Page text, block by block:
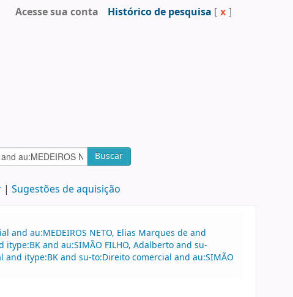
Acesse sua conta Histórico de pesquisa [ x ]
Buscar
Sugestões de aquisição
and au:MEDEIROS NETO, Elias Marques de and
and au:SIMÃO FILHO, Adalberto and su-
itype:BK and su-to:Direito comercial and au:SIMÃO